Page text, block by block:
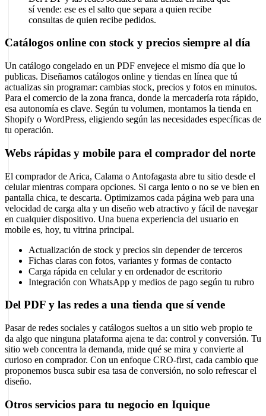
sí vende: ese es el salto que separa a quien recibe
consultas de quien recibe pedidos.
Catálogos online con stock y precios siempre al día
Un catálogo congelado en un PDF envejece el mismo día que lo
publicas. Diseñamos catálogos online y tiendas en línea que tú
actualizas sin programar: cambias stock, precios y fotos en minutos.
Para el comercio de la zona franca, donde la mercadería rota rápido,
esa autonomía es clave. Según tu volumen, montamos la tienda en
Shopify o WordPress, eligiendo según las necesidades específicas de
tu operación.
Webs rápidas y mobile para el comprador del norte
El comprador de Arica, Calama o Antofagasta abre tu sitio desde el
celular mientras compara opciones. Si carga lento o no se ve bien en
pantalla chica, te descarta. Optimizamos cada página web para una
velocidad de carga alta y un diseño web atractivo y fácil de navegar
en cualquier dispositivo. Una buena experiencia del usuario en
mobile es, hoy, tu vitrina principal.
Actualización de stock y precios sin depender de terceros
Fichas claras con fotos, variantes y formas de contacto
Carga rápida en celular y en ordenador de escritorio
Integración con WhatsApp y medios de pago según tu rubro
Del PDF y las redes a una tienda que sí vende
Pasar de redes sociales y catálogos sueltos a un sitio web propio te
da algo que ninguna plataforma ajena te da: control y conversión. Tu
sitio web concentra la demanda, mide qué se mira y convierte al
curioso en comprador. Con un enfoque CRO-first, cada cambio que
proponemos busca subir esa tasa de conversión, no solo refrescar el
diseño.
Otros servicios para tu negocio en Iquique